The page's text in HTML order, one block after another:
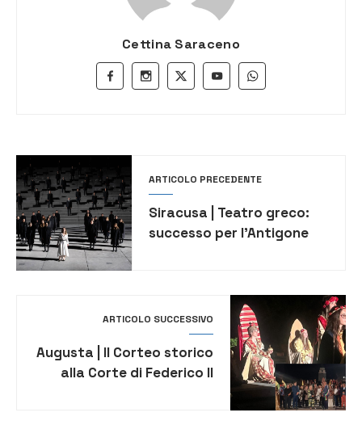
Cettina Saraceno
ARTICOLO PRECEDENTE
Siracusa | Teatro greco:
successo per l’Antigone
ARTICOLO SUCCESSIVO
Augusta | Il Corteo storico
alla Corte di Federico II